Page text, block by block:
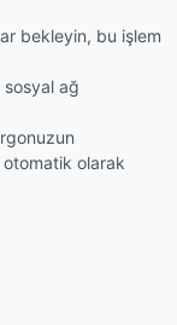
bekleyin, bu işlem
sosyal ağ
olarak